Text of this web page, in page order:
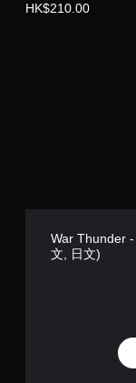
HK$210.00
War Thunder
文, 日文)